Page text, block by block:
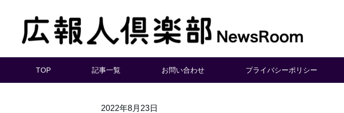
TOP 記事一覧 お問い合わせ プライバシーポリシー
2022年8月23日